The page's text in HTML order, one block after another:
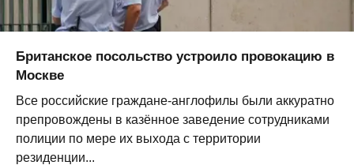
Британское посольство устроило провокацию в
Москве
Все российские граждане-англофилы были аккуратно
препровождены в казённое заведение сотрудниками
полиции по мере их выхода с территории
резиденции...